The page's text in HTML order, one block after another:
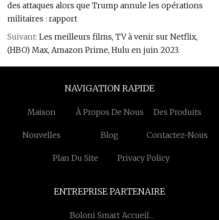
des attaques alors que Trump annule les opérations
militaires : rapport
Suivant: Les meilleurs films, TV à venir sur Netflix,
(HBO) Max, Amazon Prime, Hulu en juin 2023.
NAVIGATION RAPIDE
Maison À Propos De Nous Des Produits
Nouvelles Blog Contactez-Nous
Plan Du Site Privacy Policy
ENTREPRISE PARTENAIRE
Boloni Smart Accueil